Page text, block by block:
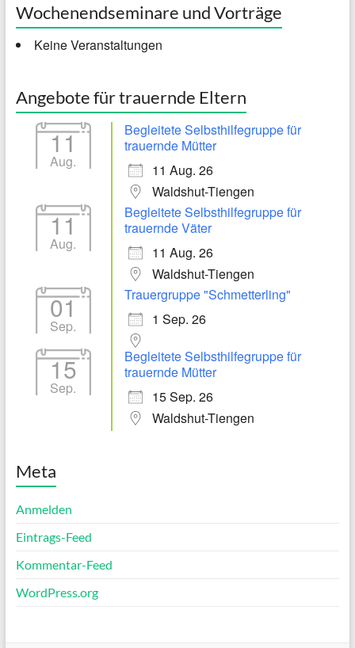
Wochenendseminare und Vorträge
Keine Veranstaltungen
Angebote für trauernde Eltern
11
Aug.
Begleitete Selbsthilfegruppe für
trauernde Mütter
11 Aug. 26
Waldshut-Tiengen
11
Aug.
Begleitete Selbsthilfegruppe für
trauernde Väter
11 Aug. 26
Waldshut-Tiengen
01
Sep.
Trauergruppe "Schmetterling"
1 Sep. 26
15
Sep.
Begleitete Selbsthilfegruppe für
trauernde Mütter
15 Sep. 26
Waldshut-Tiengen
Meta
Anmelden
Eintrags-Feed
Kommentar-Feed
WordPress.org